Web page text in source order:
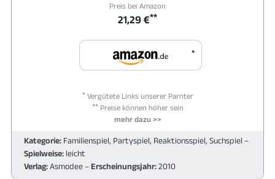
Preis bei Amazon
21,29 €**
*
*Vergütete Links unserer Parnter
**Preise können höher sein
mehr dazu >>
Kategorie: Familienspiel, Partyspiel, Reaktionsspiel, Suchspiel –
Spielweise: leicht
Verlag:Asmodee – Erscheinungsjahr:2010